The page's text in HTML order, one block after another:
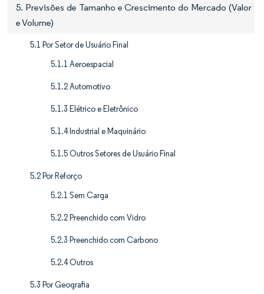
5. Previsões de Tamanho e Crescimento do Mercado (Valor
e Volume)
5.1 Por Setor de Usuário Final
5.1.1 Aeroespacial
5.1.2 Automotivo
5.1.3 Elétrico e Eletrônico
5.1.4 Industrial e Maquinário
5.1.5 Outros Setores de Usuário Final
5.2 Por Reforço
5.2.1 Sem Carga
5.2.2 Preenchido com Vidro
5.2.3 Preenchido com Carbono
5.2.4 Outros
5.3 Por Geografia